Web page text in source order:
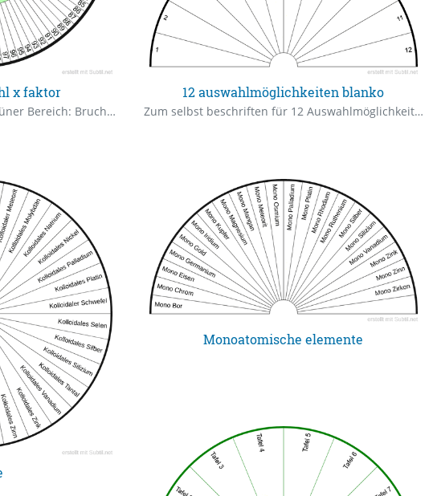
x faktor
1. Faktor 2. Zahlen 0-100 3. Grüner Bereich: Bruchteil z.B. 10,5 GHz Die Tabelle soll helfen, die Schwingungsebene von Objekten rascher auszupendeln.
12 auswahlmöglichkeiten blanko
Zum selbst beschriften für 12 Auswahlmöglichkeiten
Monoatomische elemente